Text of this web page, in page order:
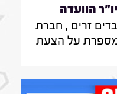
הוועדה
אתי חווה
זרים , חברת
מספרת על הצעת
להעסקת
עובד זר בסיעוד לבני 85 ומעלה ומה מניע